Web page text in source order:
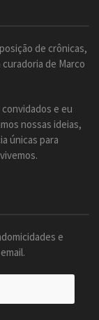
de crônicas,
de Marco
e eu
nossas ideias,
únicas para
e